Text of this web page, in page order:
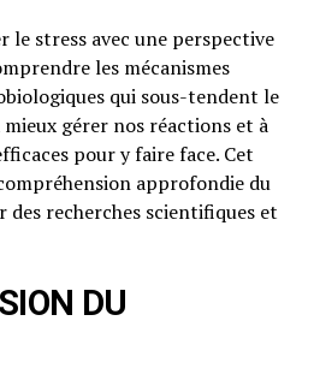
le stress avec une perspective
les mécanismes
qui sous-tendent le
gérer nos réactions et à
pour y faire face. Cet
approfondie du
des recherches scientifiques et
DU